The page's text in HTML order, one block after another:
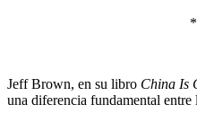
Jeff Brown, en su libro China Is
una diferencia fundamental